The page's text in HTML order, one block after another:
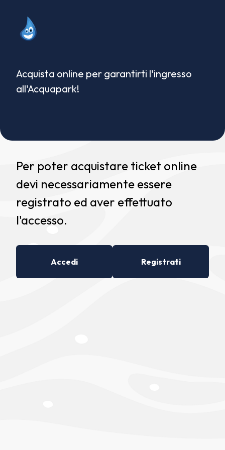
Acquista online per garantirti l'ingresso
all'Acquapark!
Per poter acquistare ticket online
devi necessariamente essere
registrato ed aver effettuato
l'accesso.
Accedi Registrati